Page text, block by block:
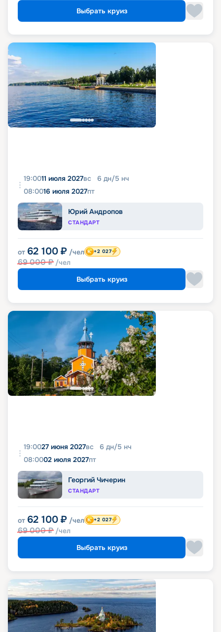
Выбрать круиз
19:0011 июля 2027вс 6 дн/5 нч
08:0016 июля 2027пт
Юрий Андропов
СТАНДАРТ
от 62 100 ₽ /чел
69 000₽ /чел
+2 027
Выбрать круиз
19:0027 июня 2027вс 6 дн/5 нч
08:0002 июля 2027пт
Георгий Чичерин
СТАНДАРТ
от 62 100 ₽ /чел
69 000₽ /чел
+2 027
Выбрать круиз